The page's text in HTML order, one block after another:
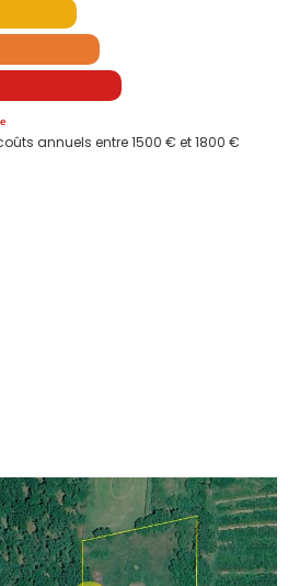
annuels entre 1500 € et 1800 €